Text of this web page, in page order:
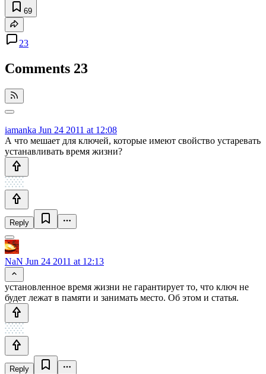
69
23
Comments 23
iamanka Jun 24 2011 at 12:08
А что мешает для ключей, которые имеют свойство устаревать
устанавливать время жизни?
Reply
NaN Jun 24 2011 at 12:13
установленное время жизни не гарантирует то, что ключ не
будет лежат в памяти и занимать место. Об этом и статья.
Reply